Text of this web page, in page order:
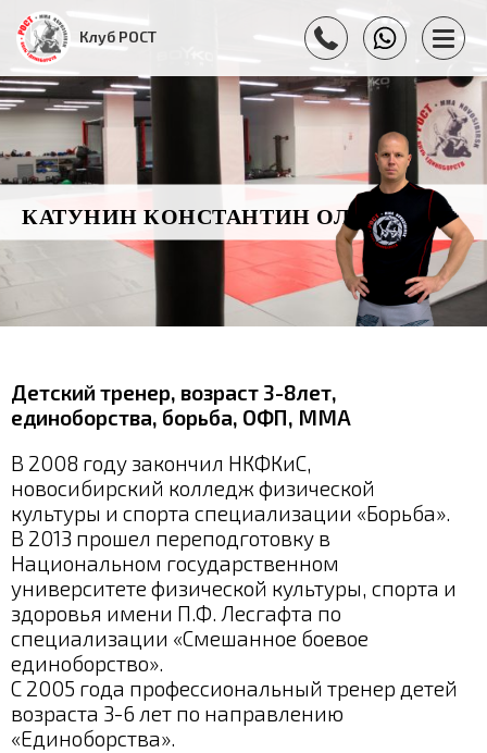
Клуб РОСТ
КАТУНИН КОНСТАНТИН ОЛЕГОВИЧ
Детский тренер, возраст 3-8лет,
единоборства, борьба, ОФП, ММА
В 2008 году закончил НКФКиС,
новосибирский колледж физической
культуры и спорта специализации «Борьба».
В 2013 прошел переподготовку в
Национальном государственном
университете физической культуры, спорта и
здоровья имени П.Ф. Лесгафта по
специализации «Смешанное боевое
единоборство».
С 2005 года профессиональный тренер детей
возраста 3-6 лет по направлению
«Единоборства».